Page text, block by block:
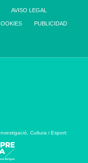
AVISO LEGAL
PUBLICIDAD
Cultura i Esport: